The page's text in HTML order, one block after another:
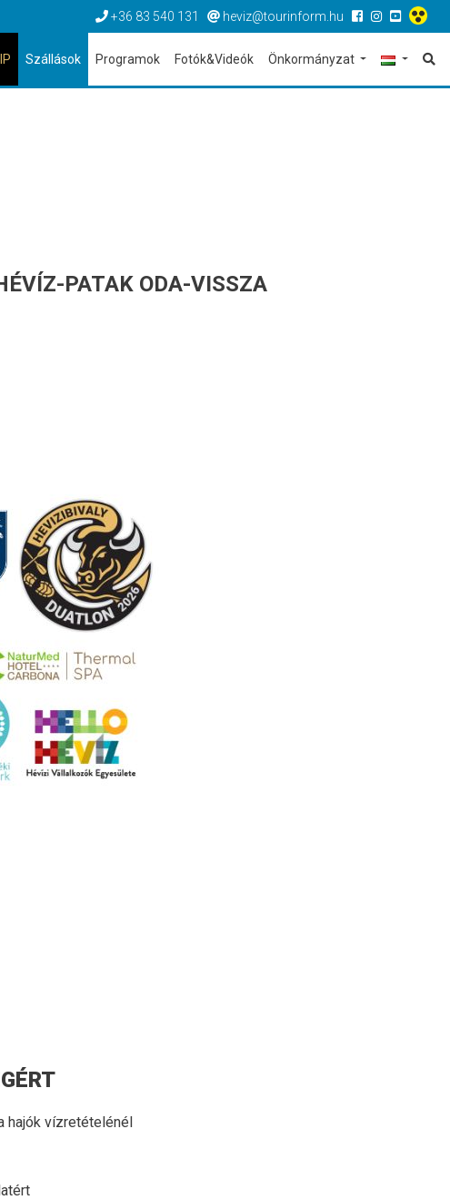
+36 83 540 131 heviz@tourinform.hu
Szállások Programok Fotók&Videók Önkormányzat
PATAK ODA-VISSZA
hajók vízretételénél